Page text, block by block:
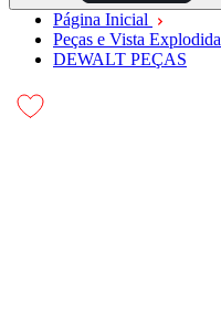
Página Inicial
Peças e Vista Explodida
DEWALT PEÇAS